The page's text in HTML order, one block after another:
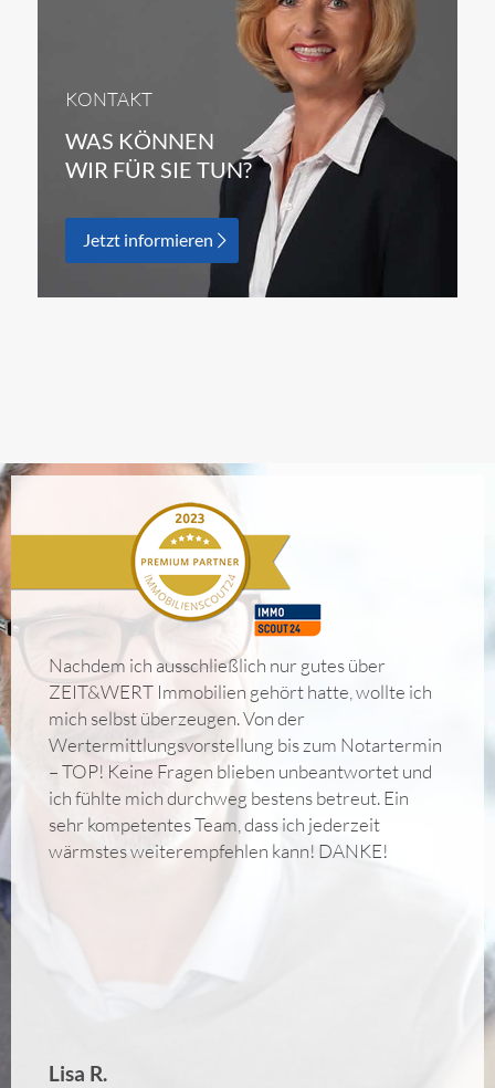
KONTAKT
WAS KÖNNEN
WIR FÜR SIE TUN?
Jetzt informieren
Nachdem ich ausschließlich nur gutes über
ZEIT&WERT Immobilien gehört hatte, wollte ich
mich selbst überzeugen. Von der
Wertermittlungsvorstellung bis zum Notartermin
– TOP! Keine Fragen blieben unbeantwortet und
ich fühlte mich durchweg bestens betreut. Ein
sehr kompetentes Team, dass ich jederzeit
wärmstes weiterempfehlen kann! DANKE!
Lisa R.